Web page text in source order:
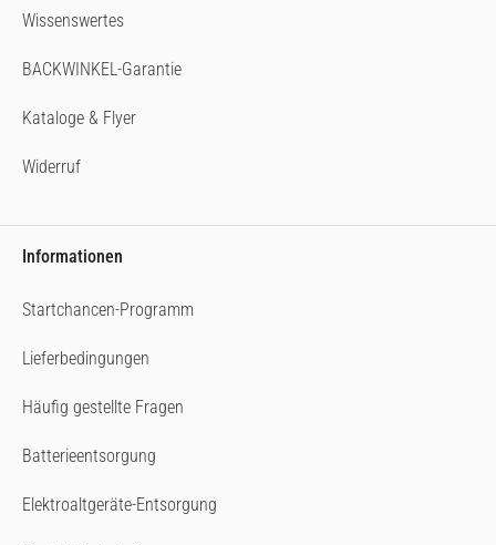
Wissenswertes
BACKWINKEL-Garantie
Kataloge & Flyer
Widerruf
Informationen
Startchancen-Programm
Lieferbedingungen
Häufig gestellte Fragen
Batterieentsorgung
Elektroaltgeräte-Entsorgung